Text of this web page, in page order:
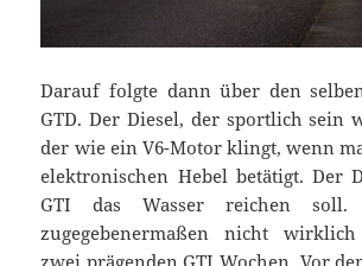
Darauf folgte dann über den
GTD. Der Diesel, der sportlich sein
der wie ein V6-Motor klingt, wenn
elektronischen Hebel betätigt. Der
GTI das Wasser reichen
zugegebenermaßen nicht
zwei prägenden GTI Wochen. Vor